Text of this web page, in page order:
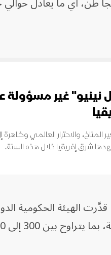
نينيو" غير مسؤولة
المناخ، والاحترار العالمي
شرق إفريقيا خلال هذه السنة.